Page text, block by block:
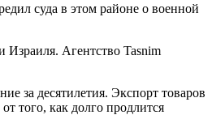
суда в этом районе о военной
Агентство Tasnim
за десятилетия. Экспорт товаров
того, как долго продлится